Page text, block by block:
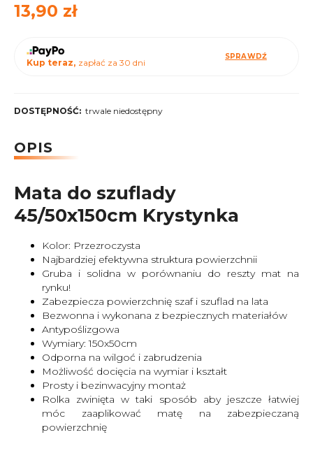
13,90 zł
Kup teraz, zapłać za 30 dni
SPRAWDŹ
DOSTĘPNOŚĆ: trwale niedostępny
OPIS
Mata do szuflady
45/50x150cm Krystynka
Kolor: Przezroczysta
Najbardziej efektywna struktura powierzchnii
Gruba i solidna w porównaniu do reszty mat na
rynku!
Zabezpiecza powierzchnię szaf i szuflad na lata
Bezwonna i wykonana z bezpiecznych materiałów
Antypoślizgowa
Wymiary: 150x50cm
Odporna na wilgoć i zabrudzenia
Możliwość docięcia na wymiar i kształt
Prosty i bezinwacyjny montaż
Rolka zwinięta w taki sposób aby jeszcze łatwiej
móc zaaplikować matę na zabezpieczaną
powierzchnię